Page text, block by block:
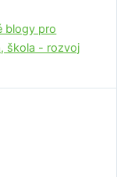
blogy pro
škola - rozvoj